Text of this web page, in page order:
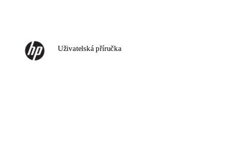
Uživatelská příručka